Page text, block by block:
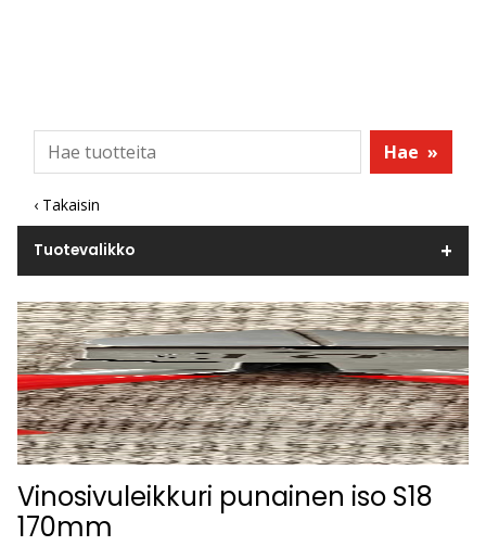
Hae »
‹ Takaisin
Tuotevalikko
Vinosivuleikkuri punainen iso S18
170mm